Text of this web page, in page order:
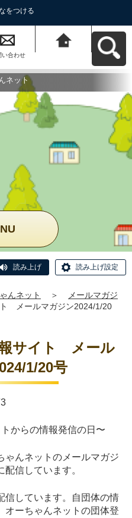
をつける
い合わせ
ットへ戻る
ネット
読み上げ 読み上げ設定
んネット ＞
メールマガジ
メールマガジン2024/1/20
サイト メール
1/20号
からの情報発信の日〜
ゃんネットのメールマガジ
信しています。
信しています。自団体の情
オーちゃんネットの団体登